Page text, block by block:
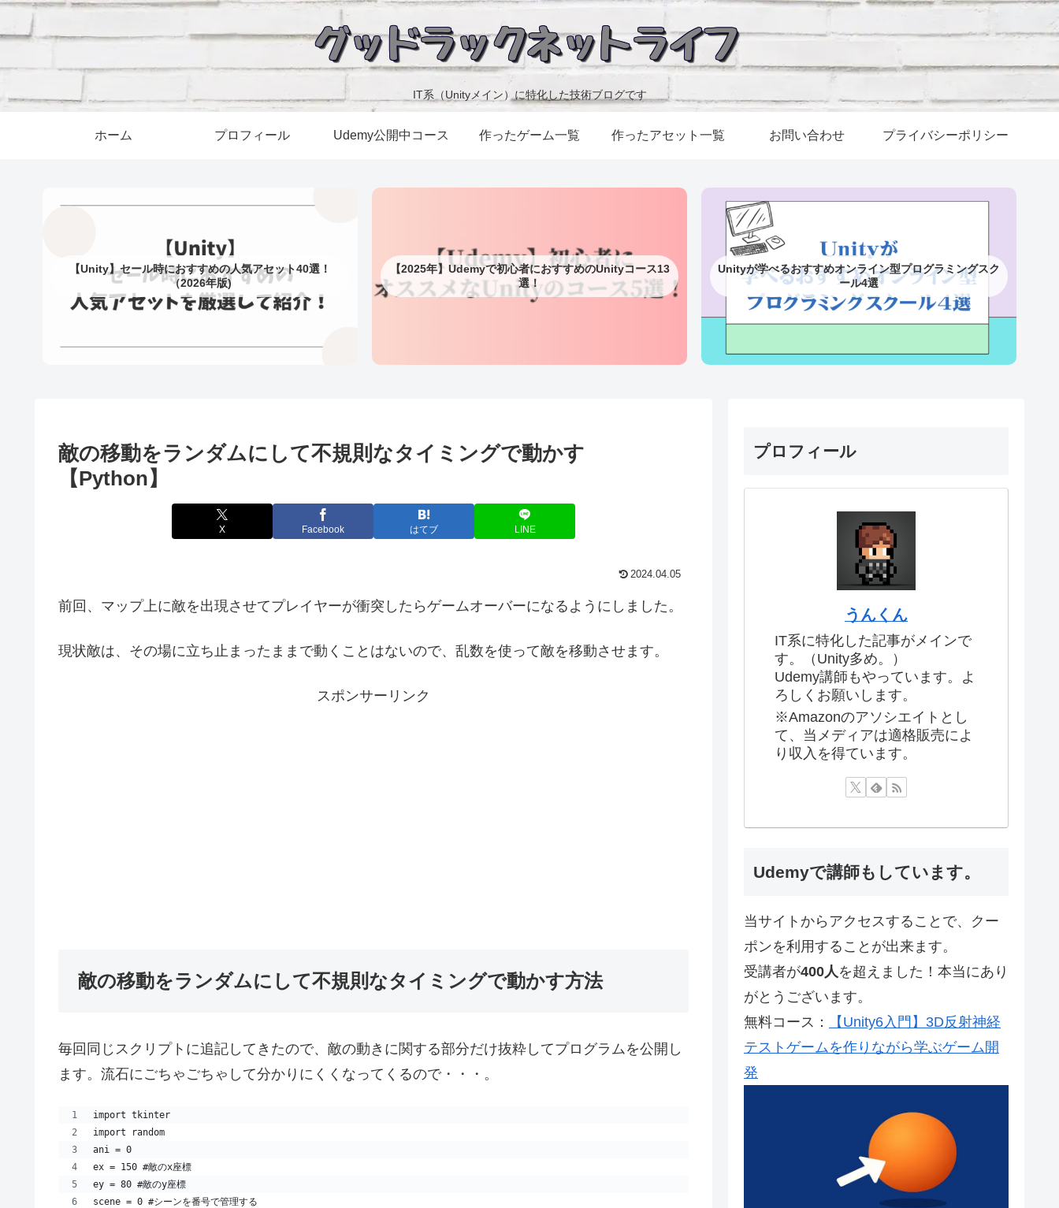
IT系（Unityメイン）に特化した技術ブログです
ホーム プロフィール Udemy公開中コース 作ったゲーム一覧 作ったアセット一覧 お問い合わせ プライバシーポリシー
【Unity】セール時におすすめの人気アセット40選！
（2026年版)
【2025年】Udemyで初心者におすすめのUnityコース13
選！
Unityが学べるおすすめオンライン型プログラミングスク
ール4選
敵の移動をランダムにして不規則なタイミングで動かす
【Python】
X Facebook はてブ LINE
2024.04.05
前回、マップ上に敵を出現させてプレイヤーが衝突したらゲームオーバーになるようにしました。
現状敵は、その場に立ち止まったままで動くことはないので、乱数を使って敵を移動させます。
スポンサーリンク
敵の移動をランダムにして不規則なタイミングで動かす方法
毎回同じスクリプトに追記してきたので、敵の動きに関する部分だけ抜粋してプログラムを公開し
ます。流石にごちゃごちゃして分かりにくくなってくるので・・・。
import tkinter
import random
ani = 0
ex = 150 #敵のx座標
ey = 80 #敵のy座標
scene = 0 #シーンを番号で管理する
プロフィール
うんくん
IT系に特化した記事がメインで
す。（Unity多め。）
Udemy講師もやっています。よ
ろしくお願いします。
※Amazonのアソシエイトとし
て、当メディアは適格販売によ
り収入を得ています。
Udemyで講師もしています。
当サイトからアクセスすることで、クー
ポンを利用することが出来ます。
受講者が400人を超えました！本当にあり
がとうございます。
無料コース：
【Unity6入門】3D反射神経
テストゲームを作りながら学ぶゲーム開
発